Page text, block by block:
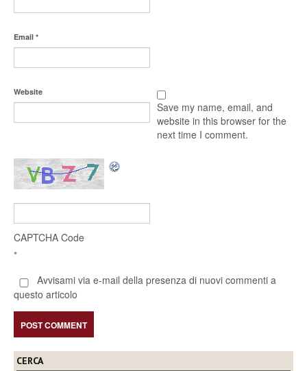
Email *
Website
Save my name, email, and
website in this browser for the
next time I comment.
CAPTCHA Code
*
Avvisami via e-mail della presenza di nuovi commenti a
questo articolo
CERCA